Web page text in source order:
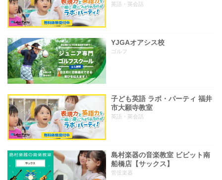
英語・英会話
YJGAオアシス校
ゴルフ
子ども英語 ラボ・パーティ 福井
市大願寺教室
英語・英会話
島村楽器の音楽教室 ビビット南
船橋店【サックス】
管弦楽器